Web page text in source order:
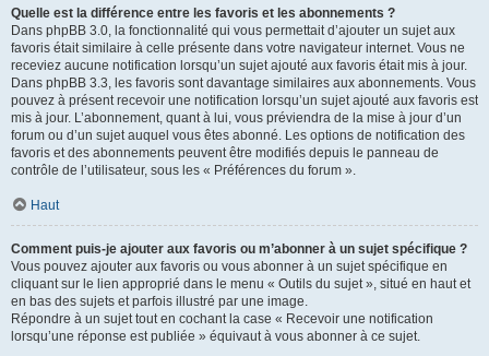
Quelle est la différence entre les favoris et les abonnements ?
Dans phpBB 3.0, la fonctionnalité qui vous permettait d’ajouter un sujet aux
favoris était similaire à celle présente dans votre navigateur internet. Vous ne
receviez aucune notification lorsqu’un sujet ajouté aux favoris était mis à jour.
Dans phpBB 3.3, les favoris sont davantage similaires aux abonnements. Vous
pouvez à présent recevoir une notification lorsqu’un sujet ajouté aux favoris est
mis à jour. L’abonnement, quant à lui, vous préviendra de la mise à jour d’un
forum ou d’un sujet auquel vous êtes abonné. Les options de notification des
favoris et des abonnements peuvent être modifiés depuis le panneau de
contrôle de l’utilisateur, sous les « Préférences du forum ».
Haut
Comment puis-je ajouter aux favoris ou m’abonner à un sujet spécifique ?
Vous pouvez ajouter aux favoris ou vous abonner à un sujet spécifique en
cliquant sur le lien approprié dans le menu « Outils du sujet », situé en haut et
en bas des sujets et parfois illustré par une image.
Répondre à un sujet tout en cochant la case « Recevoir une notification
lorsqu’une réponse est publiée » équivaut à vous abonner à ce sujet.